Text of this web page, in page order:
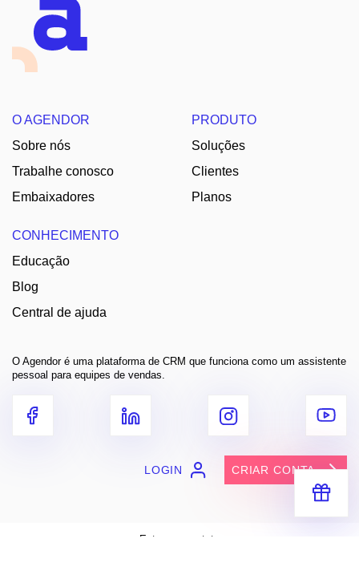
para você vender muito mais
O AGENDOR
Sobre nós
Trabalhe conosco
Embaixadores
PRODUTO
Soluções
Clientes
Planos
CONHECIMENTO
Educação
Blog
Central de ajuda
O Agendor é uma plataforma de CRM que funciona como um assistente
pessoal para equipes de vendas.
LOGIN CRIAR CONTA
Entre em contato